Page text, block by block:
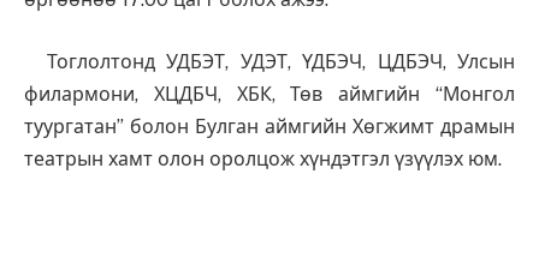
Тоглолтонд УДБЭТ, УДЭТ, ҮДБЭЧ, ЦДБЭЧ, Улсын
филармони, ХЦДБЧ, ХБК, Төв аймгийн “Монгол
туургатан” болон Булган аймгийн Хөгжимт драмын
театрын хамт олон оролцож хүндэтгэл үзүүлэх юм.